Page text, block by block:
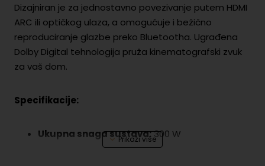
Dizajniran je za jednostavno povezivanje putem HDMI
ARC ili optičkog ulaza, a omogućuje i bežično
reproduciranje glazbe preko Bluetootha. Ugrađena
Dolby Digital tehnologija pruža kinematografski zvuk
za vaš dom.
Specifikacije:
Ukupna snaga sustava:300 W